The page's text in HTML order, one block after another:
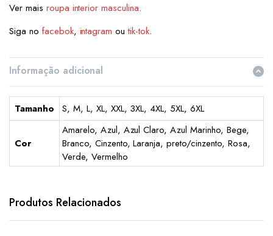
Ver mais roupa interior masculina.
Siga no facebok, intagram outik-tok.
Informação adicional
Tamanho S, M, L, XL, XXL, 3XL, 4XL, 5XL, 6XL
Cor
Amarelo, Azul, Azul Claro, Azul Marinho, Bege,
Branco, Cinzento, Laranja, preto/cinzento, Rosa,
Verde, Vermelho
Produtos Relacionados
This
has
This